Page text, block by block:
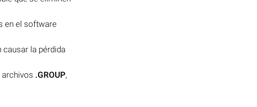
en el software
la pérdida
archivos .GROUP,